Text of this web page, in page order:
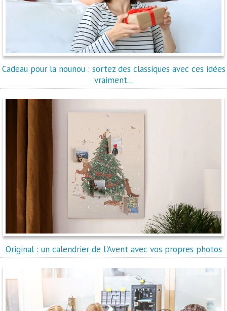
Cadeau pour la nounou : sortez des classiques avec ces idées
vraiment...
Original : un calendrier de l'Avent avec vos propres photos